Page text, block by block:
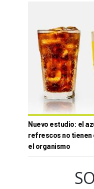
Nuevo estudio: el
refrescos no tienen
el organismo